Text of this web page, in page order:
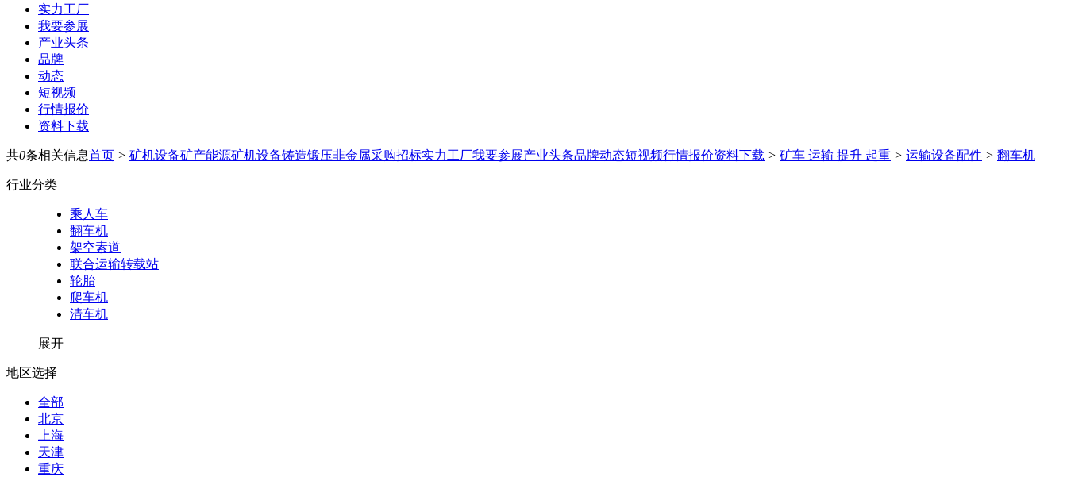
实力工厂
我要参展
产业头条
品牌
动态
短视频
行情报价
资料下载
共0条相关信息首页 > 矿机设备矿产能源矿机设备铸造锻压非金属采购招标实力工厂我要参展产业头条品牌动态短视频行情报价资料下载 > 矿车 运输 提升 起重 > 运输设备配件 > 翻车机
行业分类
乘人车
翻车机
架空素道
联合运输转载站
轮胎
爬车机
清车机
展开
地区选择
全部
北京
上海
天津
重庆